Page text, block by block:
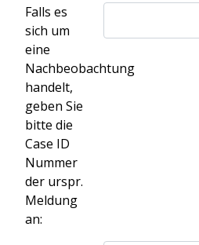
Falls es
sich um
eine
Nachbeobachtung
handelt,
geben Sie
bitte die
Case ID
Nummer
der urspr.
Meldung
an: